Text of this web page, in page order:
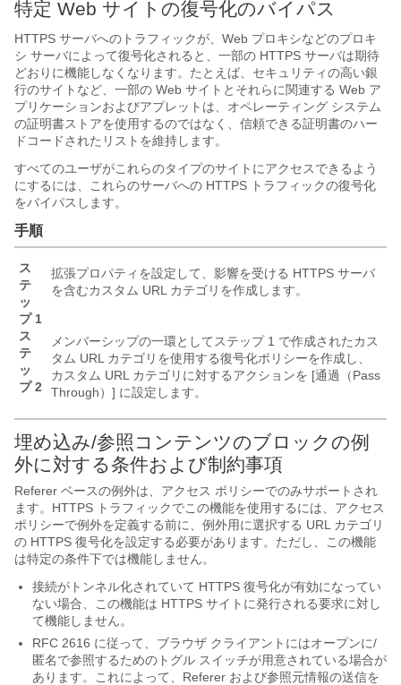
特定 Web サイトの復号化のバイパス
HTTPS サーバへのトラフィックが、Web プロキシなどのプロキ
シ サーバによって復号化されると、一部の HTTPS サーバは期待
どおりに機能しなくなります。たとえば、セキュリティの高い銀
行のサイトなど、一部の Web サイトとそれらに関連する Web ア
プリケーションおよびアプレットは、オペレーティング システム
の証明書ストアを使用するのではなく、信頼できる証明書のハー
ドコードされたリストを維持します。
すべてのユーザがこれらのタイプのサイトにアクセスできるよう
にするには、これらのサーバへの HTTPS トラフィックの復号化
をバイパスします。
手順
ス
テ
ッ
プ 1
拡張プロパティを設定して、影響を受ける HTTPS サーバ
を含むカスタム URL カテゴリを作成します。
ス
テ
ッ
プ 2
メンバーシップの一環としてステップ 1 で作成されたカス
タム URL カテゴリを使用する復号化ポリシーを作成し、
カスタム URL カテゴリに対するアクションを [通過（Pass
Through）] に設定します。
埋め込み/参照コンテンツのブロックの例
外に対する条件および制約事項
Referer ベースの例外は、アクセス ポリシーでのみサポートされ
ます。HTTPS トラフィックでこの機能を使用するには、アクセス
ポリシーで例外を定義する前に、例外用に選択する URL カテゴリ
の HTTPS 復号化を設定する必要があります。ただし、この機能
は特定の条件下では機能しません。
接続がトンネル化されていて HTTPS 復号化が有効になってい
ない場合、この機能は HTTPS サイトに発行される要求に対し
て機能しません。
RFC 2616 に従って、ブラウザ クライアントにはオープンに/
匿名で参照するためのトグル スイッチが用意されている場合が
あります。これによって、Referer および参照元情報の送信を